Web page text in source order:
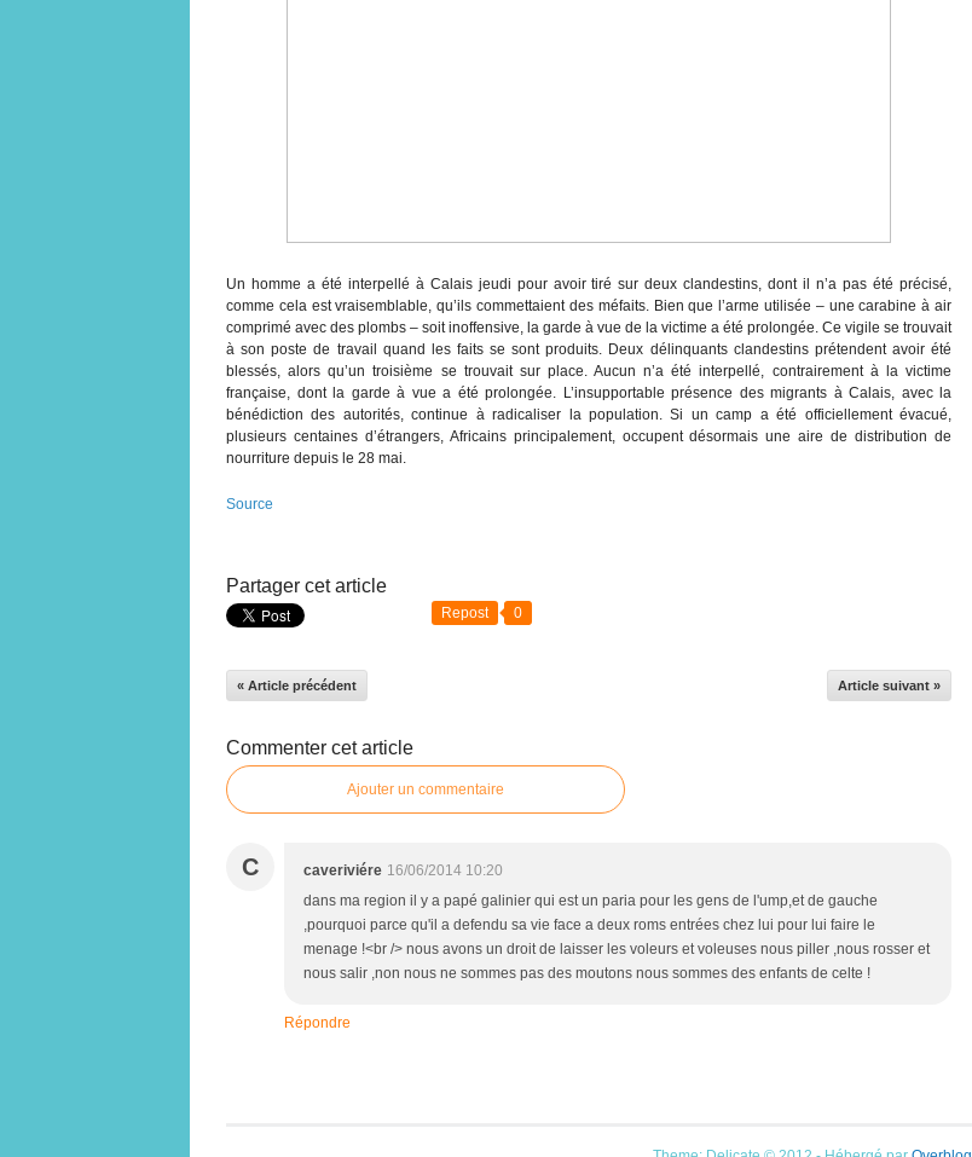
Un homme a été interpellé à Calais jeudi pour avoir tiré sur deux clandestins, dont il n’a pas été précisé,
comme cela est vraisemblable, qu’ils commettaient des méfaits. Bien que l’arme utilisée – une carabine à air
comprimé avec des plombs – soit inoffensive, la garde à vue de la victime a été prolongée. Ce vigile se trouvait
à son poste de travail quand les faits se sont produits. Deux délinquants clandestins prétendent avoir été
blessés, alors qu’un troisième se trouvait sur place. Aucun n’a été interpellé, contrairement à la victime
française, dont la garde à vue a été prolongée. L’insupportable présence des migrants à Calais, avec la
bénédiction des autorités, continue à radicaliser la population. Si un camp a été officiellement évacué,
plusieurs centaines d’étrangers, Africains principalement, occupent désormais une aire de distribution de
nourriture depuis le 28 mai.
Source
Partager cet article
Repost 0
« Article précédent Article suivant »
Commenter cet article
Ajouter un commentaire
C caveriviére 16/06/2014 10:20
dans ma region il y a papé galinier qui est un paria pour les gens de l'ump,et de gauche
,pourquoi parce qu'il a defendu sa vie face a deux roms entrées chez lui pour lui faire le
menage !<br /> nous avons un droit de laisser les voleurs et voleuses nous piller ,nous rosser et
nous salir ,non nous ne sommes pas des moutons nous sommes des enfants de celte !
Répondre